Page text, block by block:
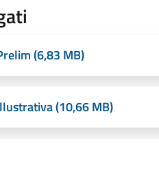
(6,83 MB)
(10,66 MB)